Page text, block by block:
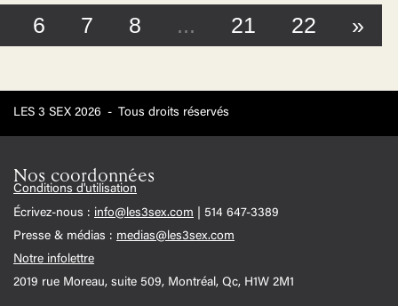
6 7 8 ... 21 22 »
LES 3 SEX 2026 - Tous droits réservés
Conditions d'utilisation
Nos coordonnées
Écrivez-nous : info@les3sex.com | 514 647-3389
Presse & médias : medias@les3sex.com
Notre infolettre
2019 rue Moreau, suite 509, Montréal, Qc, H1W 2M1